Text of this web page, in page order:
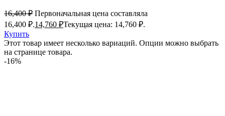
16,400₽ Первоначальная цена составляла
16,400 ₽.14,760 ₽Текущая цена: 14,760 ₽.
Купить
Этот товар имеет несколько вариаций. Опции можно выбрать
на странице товара.
-16%